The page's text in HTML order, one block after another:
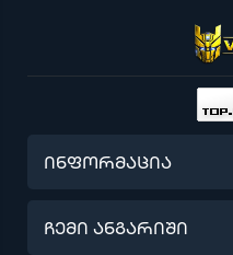
ინფორმაცია
წინასწარი შეკვეთა
ჩემი ანგარიში